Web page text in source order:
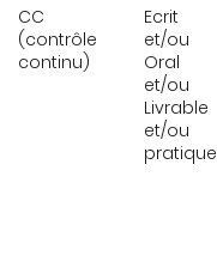
CC
(contrôle
continu)
Ecrit
et/ou
Oral
et/ou
Livrable
et/ou
pratique